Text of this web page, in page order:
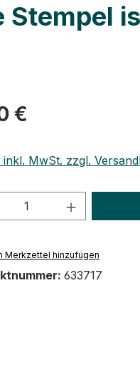
Preis:
€
inkl. MwSt. zzgl.
Anzahl:
Merkzettel hinzufügen
633717